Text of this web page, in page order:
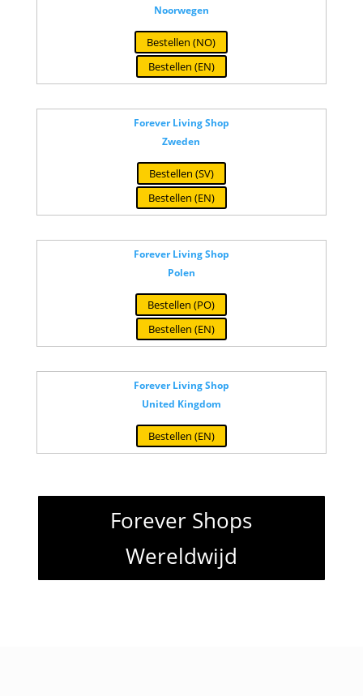
Noorwegen
Bestellen (NO)
Bestellen (EN)
Forever Living Shop
Zweden
Bestellen (SV)
Bestellen (EN)
Forever Living Shop
Polen
Bestellen (PO)
Bestellen (EN)
Forever Living Shop
United Kingdom
Bestellen (EN)
Forever Shops
Wereldwijd